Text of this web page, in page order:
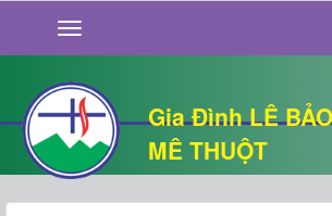
Gia Đình LÊ
MÊ THUỘT
GIỚI THIỆU
TIN TỨC
SỐNG ĐẠO
CHUYỆN NHÀ
QUÁN VĂN